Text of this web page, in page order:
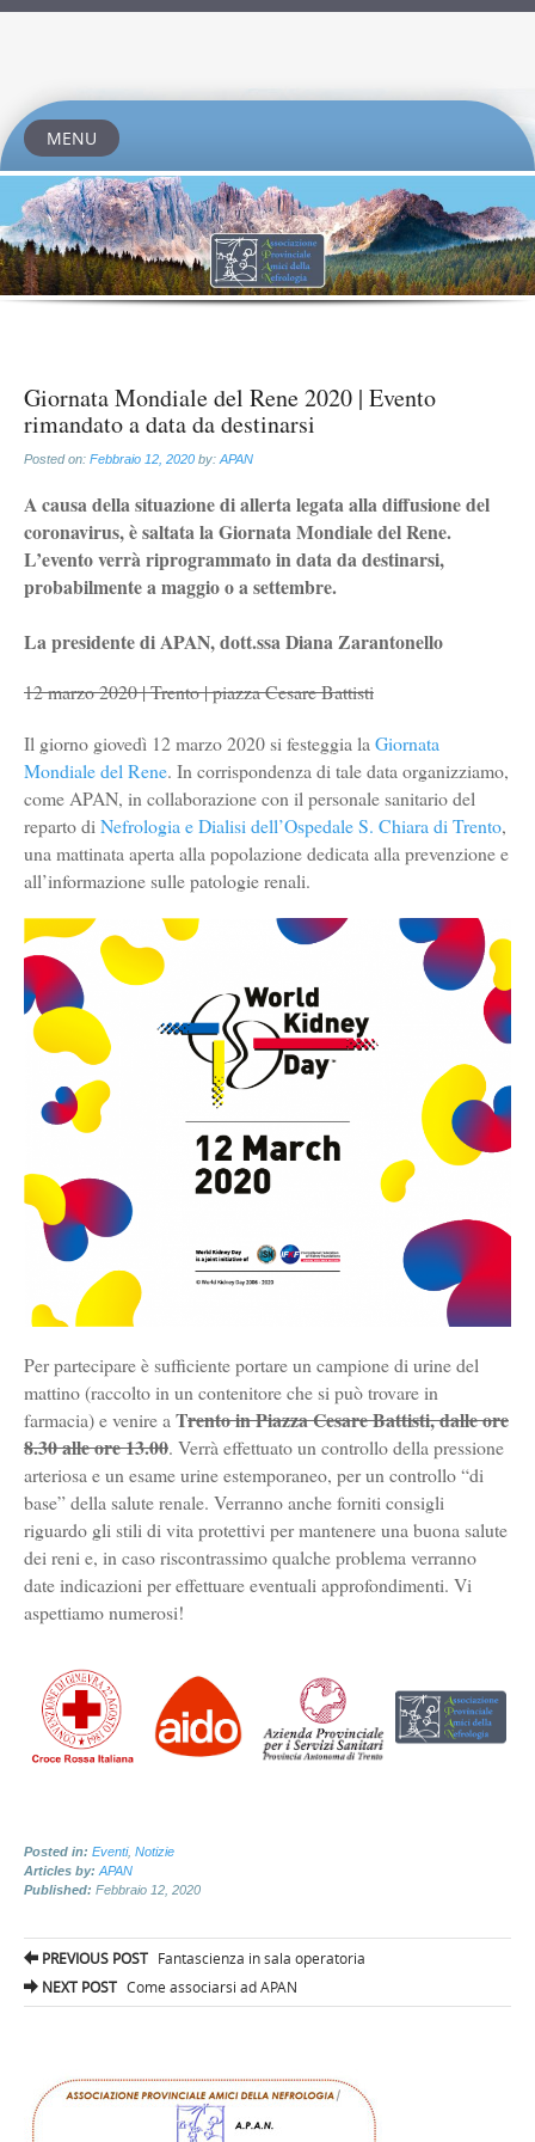
MENU
Skip
to
content
Giornata Mondiale del Rene 2020 | Evento
rimandato a data da destinarsi
Posted on: Febbraio 12, 2020 by: APAN
A causa della situazione di allerta legata alla diffusione del
coronavirus, è saltata la Giornata Mondiale del Rene.
L’evento verrà riprogrammato in data da destinarsi,
probabilmente a maggio o a settembre.
La presidente di APAN, dott.ssa Diana Zarantonello
12 marzo 2020 | Trento | piazza Cesare Battisti
Il giorno giovedì 12 marzo 2020 si festeggia laGiornata
Mondiale del Rene. In corrispondenza di tale data organizziamo,
come APAN, in collaborazione con il personale sanitario del
reparto diNefrologia e Dialisi dell’Ospedale S. Chiara di Trento,
una mattinata aperta alla popolazione dedicata alla prevenzione e
all’informazione sulle patologie renali.
Per partecipare è sufficiente portare un campione di urine del
mattino (raccolto in un contenitore che si può trovare in
farmacia) e venire a Trento in Piazza Cesare Battisti, dalle ore
8.30 alle ore 13.00. Verrà effettuato un controllo della pressione
arteriosa e un esame urine estemporaneo, per un controllo “di
base” della salute renale. Verranno anche forniti consigli
riguardo gli stili di vita protettivi per mantenere una buona salute
dei reni e, in caso riscontrassimo qualche problema verranno
date indicazioni per effettuare eventuali approfondimenti. Vi
aspettiamo numerosi!
Posted in: Eventi, Notizie
Articles by: APAN
Published: Febbraio 12, 2020
Post
navigation
PREVIOUS POST Fantascienza in sala operatoria
NEXT POST Come associarsi ad APAN